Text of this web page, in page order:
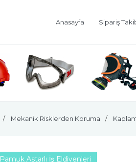
Anasayfa Sipariş
Mekanik Risklerden Koruma
Pamuk Astarlı İş Eldivenleri